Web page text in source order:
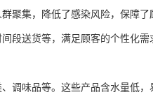
聚集，降低了感染风险，保障了
段送货等，满足顾客的个性化需
调味品等。这些产品含水量低，